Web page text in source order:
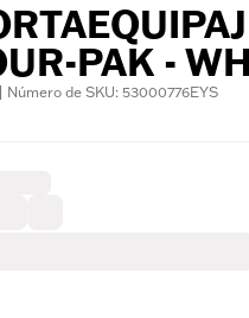
PAK -
Número de SKU: 53000776EYS